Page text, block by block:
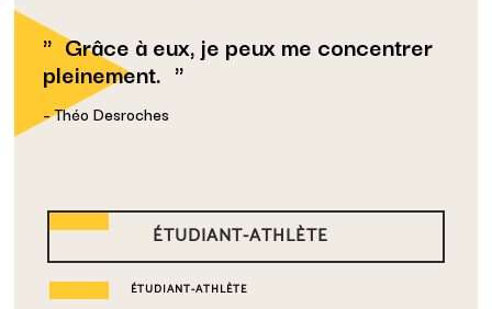
Grâce à eux, je peux me concentrer
pleinement.
– Théo Desroches
ÉTUDIANT-ATHLÈTE
ÉTUDIANT-ATHLÈTE